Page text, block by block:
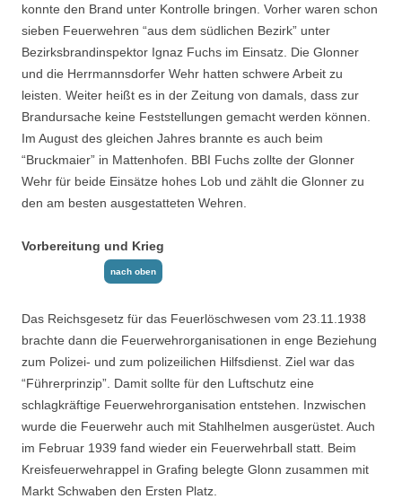
konnte den Brand unter Kontrolle bringen. Vorher waren schon
sieben Feuerwehren “aus dem südlichen Bezirk” unter
Bezirksbrandinspektor Ignaz Fuchs im Einsatz. Die Glonner
und die Herrmannsdorfer Wehr hatten schwere Arbeit zu
leisten. Weiter heißt es in der Zeitung von damals, dass zur
Brandursache keine Feststellungen gemacht werden können.
Im August des gleichen Jahres brannte es auch beim
“Bruckmaier” in Mattenhofen. BBI Fuchs zollte der Glonner
Wehr für beide Einsätze hohes Lob und zählt die Glonner zu
den am besten ausgestatteten Wehren.
Vorbereitung und Krieg
nach oben
Das Reichsgesetz für das Feuerlöschwesen vom 23.11.1938
brachte dann die Feuerwehr­organisationen in enge Beziehung
zum Polizei- und zum polizeilichen Hilfsdienst. Ziel war das
“Führerprinzip”. Damit sollte für den Luftschutz eine
schlagkräftige Feuerwehrorganisa­tion entstehen. Inzwischen
wurde die Feuerwehr auch mit Stahlhelmen ausgerüstet. Auch
im Februar 1939 fand wieder ein Feuerwehrball statt. Beim
Kreisfeuerwehrappel in Grafing belegte Glonn zusammen mit
Markt Schwaben den Ersten Platz.